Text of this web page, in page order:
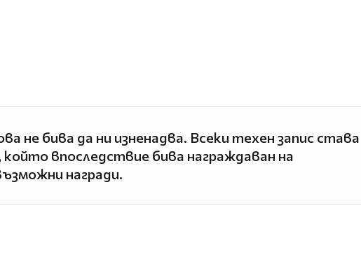
не бива да ни изненадва. Всеки техен запис става
впоследствие бива награждаван на
награди.